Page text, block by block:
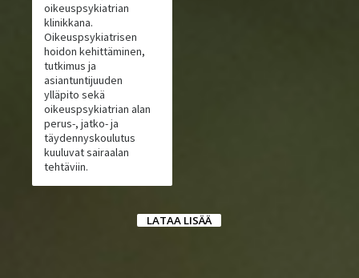
oikeuspsykiatrian
klinikkana.
Oikeuspsykiatrisen
hoidon kehittäminen,
tutkimus ja
asiantuntijuuden
ylläpito sekä
oikeuspsykiatrian alan
perus-, jatko- ja
täydennyskoulutus
kuuluvat sairaalan
tehtäviin.
LATAA LISÄÄ